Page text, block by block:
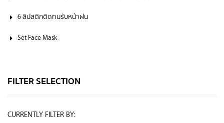
6 ลิปสติกติดทนรับหน้าฝน
Set Face Mask
FILTER SELECTION
CURRENTLY FILTER BY: